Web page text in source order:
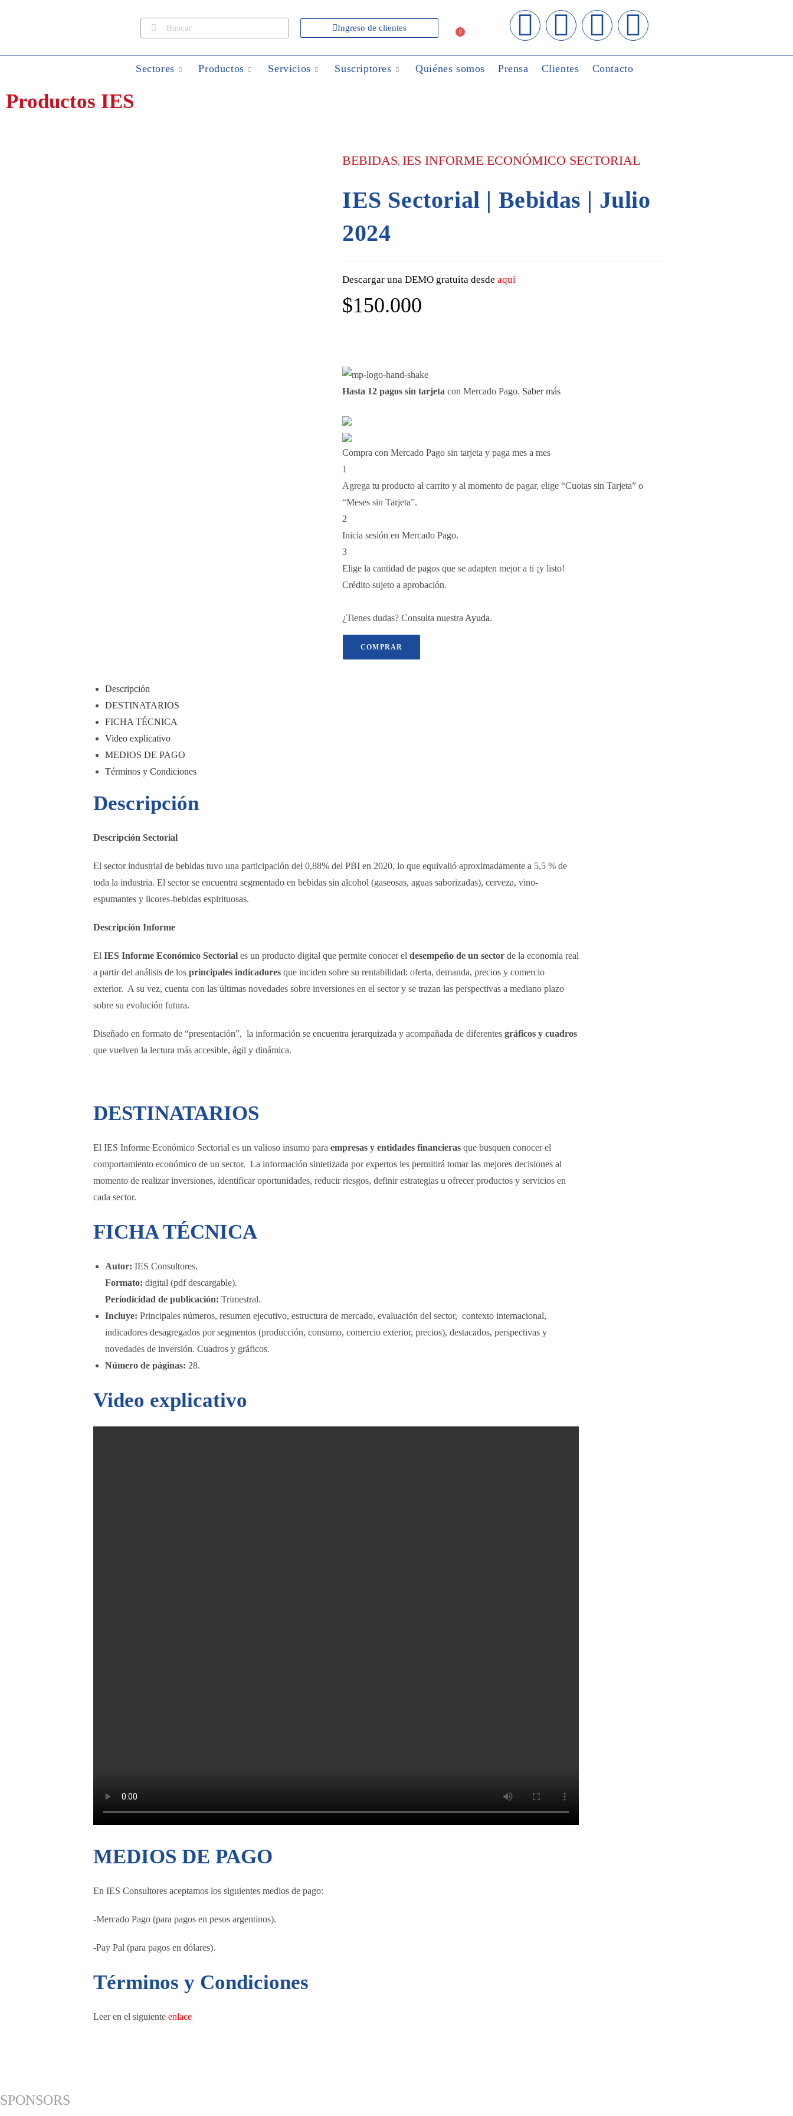
Ingreso de clientes 0
Sectores Productos Servicios Suscriptores Quiénes somos Prensa Clientes Contacto
Productos IES
BEBIDAS, IES INFORME ECONÓMICO SECTORIAL
IES Sectorial | Bebidas | Julio
2024
Descargar una DEMO gratuita desde aquí
$150.000
Hasta 12 pagos sin tarjeta con Mercado Pago. Saber más
Compra con Mercado Pago sin tarjeta y paga mes a mes
1
Agrega tu producto al carrito y al momento de pagar, elige “Cuotas sin Tarjeta” o
“Meses sin Tarjeta”.
2
Inicia sesión en Mercado Pago.
3
Elige la cantidad de pagos que se adapten mejor a ti ¡y listo!
Crédito sujeto a aprobación.
¿Tienes dudas? Consulta nuestra Ayuda.
COMPRAR
Descripción
DESTINATARIOS
FICHA TÉCNICA
Video explicativo
MEDIOS DE PAGO
Términos y Condiciones
Descripción
Descripción Sectorial
El sector industrial de bebidas tuvo una participación del 0,88% del PBI en 2020, lo que equivalió aproximadamente a 5,5 % de
toda la industria. El sector se encuentra segmentado en bebidas sin alcohol (gaseosas, aguas saborizadas), cerveza, vino-
espumantes y licores-bebidas espirituosas.
Descripción Informe
El IES Informe Económico Sectoriales un producto digital que permite conocer el desempeño de un sectorde la economía real
a partir del análisis de los principales indicadoresque inciden sobre su rentabilidad: oferta, demanda, precios y comercio
exterior. A su vez, cuenta con las últimas novedades sobre inversiones en el sector y se trazan las perspectivas a mediano plazo
sobre su evolución futura.
Diseñado en formato de “presentación”, la información se encuentra jerarquizada y acompañada de diferentes gráficos y cuadros
que vuelven la lectura más accesible, ágil y dinámica.
DESTINATARIOS
El IES Informe Económico Sectorial es un valioso insumo para empresas y entidades financierasque busquen conocer el
comportamiento económico de un sector. La información sintetizada por expertos les permitirá tomar las mejores decisiones al
momento de realizar inversiones, identificar oportunidades, reducir riesgos, definir estrategias u ofrecer productos y servicios en
cada sector.
FICHA TÉCNICA
Autor: IES Consultores.
Formato: digital (pdf descargable).
Periodicidad de publicación: Trimestral.
Incluye: Principales números, resumen ejecutivo, estructura de mercado, evaluación del sector, contexto internacional,
indicadores desagregados por segmentos (producción, consumo, comercio exterior, precios), destacados, perspectivas y
novedades de inversión. Cuadros y gráficos.
Número de páginas: 28.
Video explicativo
MEDIOS DE PAGO
En IES Consultores aceptamos los siguientes medios de pago:
-Mercado Pago (para pagos en pesos argentinos).
-Pay Pal (para pagos en dólares).
Términos y Condiciones
Leer en el siguiente enlace
SPONSORS